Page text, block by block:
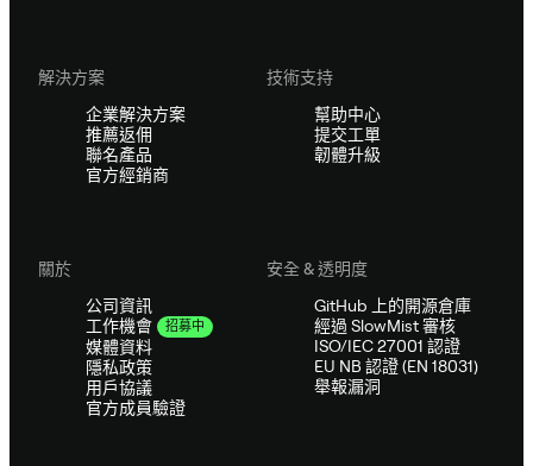
解決方案
企業解決方案
推薦返佣
聯名產品
官方經銷商
技術支持
幫助中心
提交工單
韌體升級
關於
公司資訊
工作機會
招募中
媒體資料
隱私政策
用戶協議
官方成員驗證
安全 & 透明度
GitHub 上的開源倉庫
經過 SlowMist 審核
ISO/IEC 27001 認證
EU NB 認證 (EN 18031)
舉報漏洞